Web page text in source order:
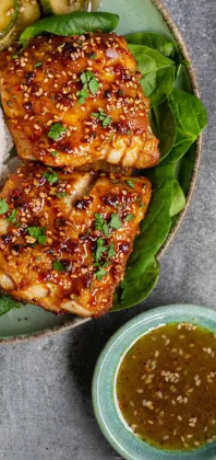
semaine et génère ta
Signé Aistou